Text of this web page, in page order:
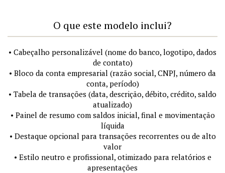
O que este modelo inclui?
• Cabeçalho personalizável (nome do banco, logotipo, dados
de contato)
• Bloco da conta empresarial (razão social, CNPJ, número da
conta, período)
• Tabela de transações (data, descrição, débito, crédito, saldo
atualizado)
• Painel de resumo com saldos inicial, final e movimentação
líquida
• Destaque opcional para transações recorrentes ou de alto
valor
• Estilo neutro e profissional, otimizado para relatórios e
apresentações